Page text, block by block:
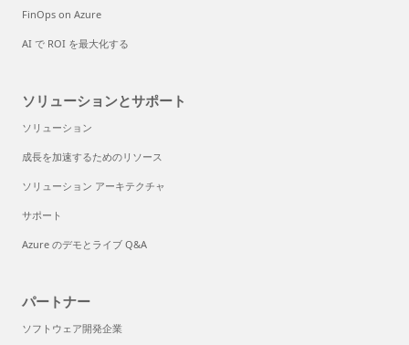
FinOps on Azure
AI で ROI を最大化する
ソリューションとサポート
ソリューション
成長を加速するためのリソース
ソリューション アーキテクチャ
サポート
Azure のデモとライブ Q&A
パートナー
ソフトウェア開発企業